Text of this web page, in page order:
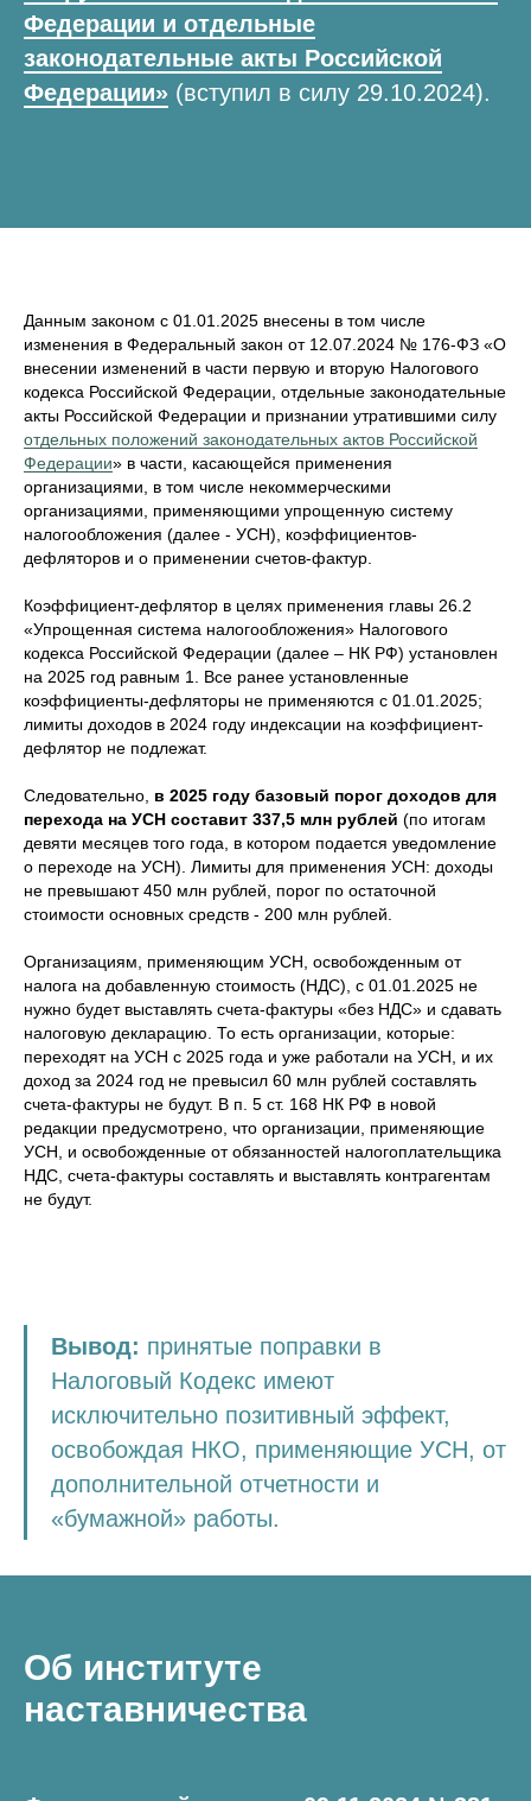
Федерации и отдельные
законодательные акты Российской
Федерации» (вступил в силу 29.10.2024).
Данным законом с 01.01.2025 внесены в том числе
изменения в Федеральный закон от 12.07.2024 № 176-ФЗ «О
внесении изменений в части первую и вторую Налогового
кодекса Российской Федерации, отдельные законодательные
акты Российской Федерации и признании утратившими силу
отдельных положений законодательных актов Российской
Федерации» в части, касающейся применения
организациями, в том числе некоммерческими
организациями, применяющими упрощенную систему
налогообложения (далее - УСН), коэффициентов-
дефляторов и о применении счетов-фактур.
Коэффициент-дефлятор в целях применения главы 26.2
«Упрощенная система налогообложения» Налогового
кодекса Российской Федерации (далее – НК РФ) установлен
на 2025 год равным 1. Все ранее установленные
коэффициенты-дефляторы не применяются с 01.01.2025;
лимиты доходов в 2024 году индексации на коэффициент-
дефлятор не подлежат.
Следовательно, в 2025 году базовый порог доходов для
перехода на УСН составит 337,5 млн рублей (по итогам
девяти месяцев того года, в котором подается уведомление
о переходе на УСН). Лимиты для применения УСН: доходы
не превышают 450 млн рублей, порог по остаточной
стоимости основных средств - 200 млн рублей.
Организациям, применяющим УСН, освобожденным от
налога на добавленную стоимость (НДС), с 01.01.2025 не
нужно будет выставлять счета-фактуры «без НДС» и сдавать
налоговую декларацию. То есть организации, которые:
переходят на УСН с 2025 года и уже работали на УСН, и их
доход за 2024 год не превысил 60 млн рублей составлять
счета-фактуры не будут. В п. 5 ст. 168 НК РФ в новой
редакции предусмотрено, что организации, применяющие
УСН, и освобожденные от обязанностей налогоплательщика
НДС, счета-фактуры составлять и выставлять контрагентам
не будут.
Вывод: принятые поправки в
Налоговый Кодекс имеют
исключительно позитивный эффект,
освобождая НКО, применяющие УСН, от
дополнительной отчетности и
«бумажной» работы.
Об институте
наставничества